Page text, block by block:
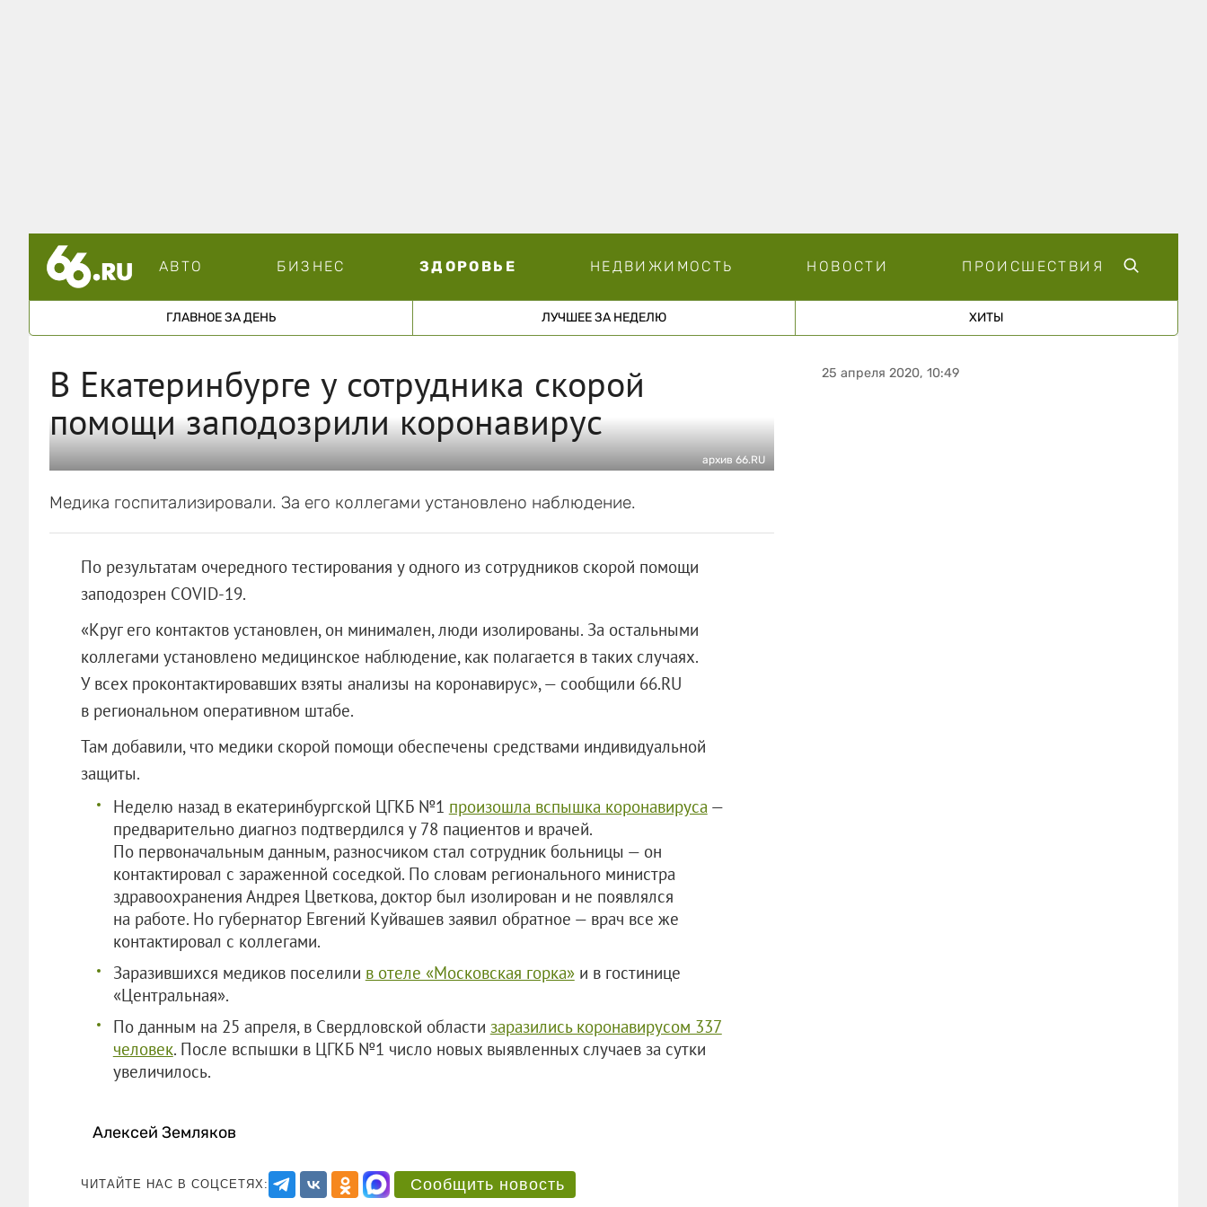
АВТО БИЗНЕС ЗДОРОВЬЕ НЕДВИЖИМОСТЬ НОВОСТИ ПРОИСШЕСТВИЯ
ГЛАВНОЕ ЗА ДЕНЬ ЛУЧШЕЕ ЗА НЕДЕЛЮ ХИТЫ
В Екатеринбурге у сотрудника скорой
помощи заподозрили коронавирус
архив 66.RU
Медика госпитализировали. За его коллегами установлено наблюдение.
По результатам очередного тестирования у одного из сотрудников скорой помощи
заподозрен COVID-19.
«Круг его контактов установлен, он минимален, люди изолированы. За остальными
коллегами установлено медицинское наблюдение, как полагается в таких случаях.
У всех проконтактировавших взяты анализы на коронавирус», — сообщили 66.RU
в региональном оперативном штабе.
Там добавили, что медики скорой помощи обеспечены средствами индивидуальной
защиты.
Неделю назад в екатеринбургской ЦГКБ №1 произошла вспышка коронавируса —
предварительно диагноз подтвердился у 78 пациентов и врачей.
По первоначальным данным, разносчиком стал сотрудник больницы — он
контактировал с зараженной соседкой. По словам регионального министра
здравоохранения Андрея Цветкова, доктор был изолирован и не появлялся
на работе. Но губернатор Евгений Куйвашев заявил обратное — врач все же
контактировал с коллегами.
Заразившихся медиков поселили в отеле «Московская горка»и в гостинице
«Центральная».
По данным на 25 апреля, в Свердловской области заразились коронавирусом 337
человек. После вспышки в ЦГКБ №1 число новых выявленных случаев за сутки
увеличилось.
Алексей Земляков
ЧИТАЙТЕ НАС В СОЦСЕТЯХ: Сообщить новость
25 апреля 2020, 10:49